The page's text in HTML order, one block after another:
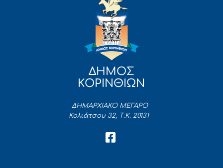
ΔΗΜΟΣ
ΚΟΡΙΝΘΙΩΝ
ΔΗΜΑΡΧΙΑΚΟ ΜΕΓΑΡΟ
Κολιάτσου 32, Τ.Κ. 20131